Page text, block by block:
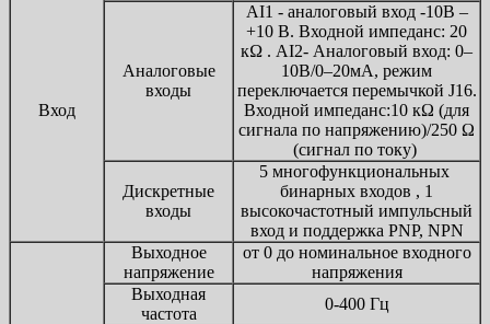
Вход
Аналоговые
входы
AI1 - аналоговый вход -10В –
+10 В. Входной импеданс: 20
кΩ . AI2- Аналоговый вход: 0–
10В/0–20мА, режим
переключается перемычкой J16.
Входной импеданс:10 кΩ (для
сигнала по напряжению)/250 Ω
(сигнал по току)
Дискретные
входы
5 многофункциональных
бинарных входов , 1
высокочастотный импульсный
вход и поддержка PNP, NPN
Выходное
напряжение
от 0 до номинальное входного
напряжения
Выходная
частота
0-400 Гц